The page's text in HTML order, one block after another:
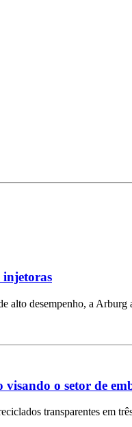
injetoras
desempenho, a
o setor de
transparentes em